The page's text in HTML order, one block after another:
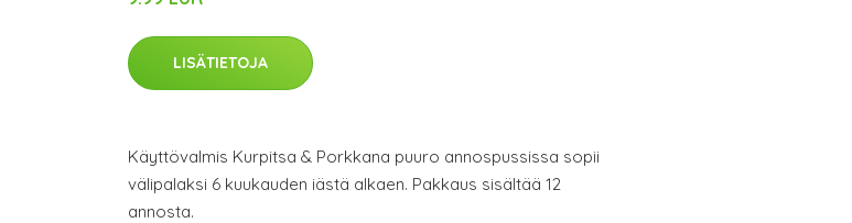
LISÄTIETOJA
Käyttövalmis Kurpitsa & Porkkana puuro annospussissa sopii
välipalaksi 6 kuukauden iästä alkaen. Pakkaus sisältää 12
annosta.